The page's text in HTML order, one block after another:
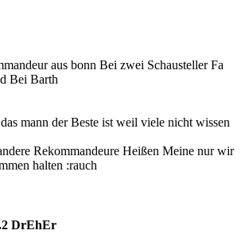
aus bonn Bei zwei Schausteller Fa
Bei Barth
mann der Beste ist weil viele nicht wissen
Rekommandeure Heißen Meine nur wir
halten :rauch
DrEhEr